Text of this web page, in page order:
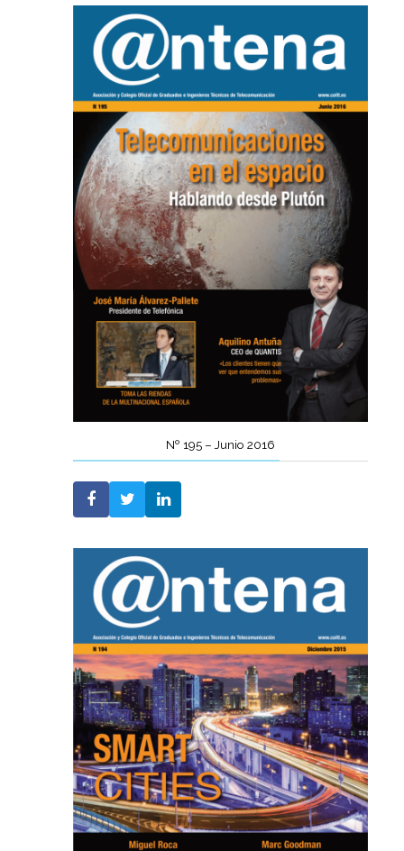
Nº 195 – Junio 2016